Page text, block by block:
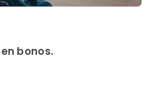
bonos.